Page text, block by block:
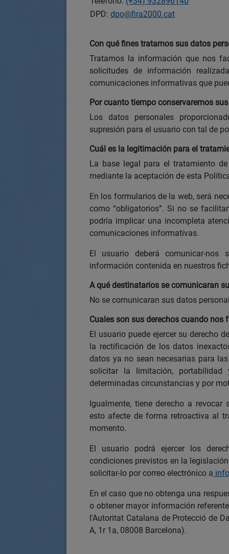
DPD: dpo@fira2000.cat
Con qué fines tratamos sus datos
Tratamos la información que nos
solicitudes de información
comunicaciones informativas que
Por cuanto tiempo conservaremos
Los datos personales
supresión para el usuario con tal de
Cuál es la legitimación para el
La base legal para el tratamiento
mediante la aceptación de esta
En los formularios de la web, será
como “obligatorios”. Si no se
podría implicar una incompleta
comunicaciones informativas.
El usuario deberá comunicar-
información contenida en nuestros
A qué destinatarios se comunicaran
No se comunicaran sus datos
Cuales son sus derechos cuando
El usuario puede ejercer su derecho
la rectificación de los datos
datos ya no sean necesarias para
solicitar la limitación,
determinadas circunstancias y por
Igualmente, tiene derecho a
esto afecte de forma retroactiva al
momento.
El usuario podrá ejercer los
condiciones previstos en la
solicitar-lo por correo electrónico a
En el caso que no obtenga una
o obtener mayor información
l'Autoritat Catalana de Protecció de
A, 1r 1a, 08008 Barcelona).